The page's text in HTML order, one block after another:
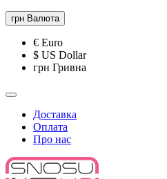
грн Валюта
€ Euro
$ US Dollar
грн Гривна
Доставка
Оплата
Про нас